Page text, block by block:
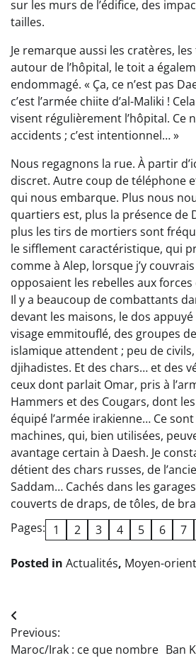
sur les murs de l’édifice, des
tailles.
Je remarque aussi les cratères,
autour de l’hôpital, le toit a
endommagé. « Ça, ce n’est pas
c’est l’armée chiite d’al-Maliki !
visent régulièrement l’hôpital. Ce
accidents ; c’est intentionnel… »
Nous regagnons la rue. À partir
discret. Autre coup de téléphone
qui nous embarque. Plus nous
quartiers est, plus la présence de
plus les tirs de mortiers sont
le sifflement caractéristique, qui
comme à Alep, lorsque j’y
opposaient les rebelles aux forces
Il y a beaucoup de combattants
devant les maisons, le dos
visage emmitouflé, des groupes
islamique attendent ; peu de
djihadistes. Et des chars… et des
ceux dont parlait Omar, pris à
Hammers et des Cougars, dont
équipé l’armée irakienne… Ce
machines, qui, bien utilisées,
avantage certain à Daesh. Je
détient des chars russes, de
Saddam… Cachés dans les
couverts de draps, de tôles, de
Pages: 1 2 3 4 5 6 7
Posted in Actualités, Moyen-orient
Navigation
de
Previous:
Maroc/Irak : ce que nombre Ban